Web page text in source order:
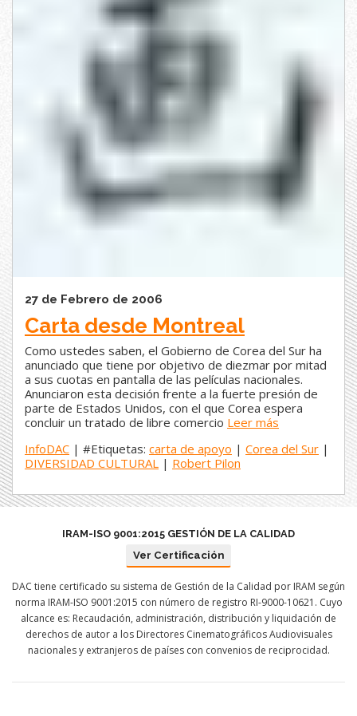
27 de Febrero de 2006
Carta desde Montreal
Como ustedes saben, el Gobierno de Corea del Sur ha
anunciado que tiene por objetivo de diezmar por mitad
a sus cuotas en pantalla de las películas nacionales.
Anunciaron esta decisión frente a la fuerte presión de
parte de Estados Unidos, con el que Corea espera
concluir un tratado de libre comercio Leer más
InfoDAC | #Etiquetas: carta de apoyo | Corea del Sur |
DIVERSIDAD CULTURAL | Robert Pilon
IRAM-ISO 9001:2015 GESTIÓN DE LA CALIDAD
Ver Certificación
DAC tiene certificado su sistema de Gestión de la Calidad por IRAM según
norma IRAM-ISO 9001:2015 con número de registro RI-9000-10621. Cuyo
alcance es: Recaudación, administración, distribución y liquidación de
derechos de autor a los Directores Cinematográficos Audiovisuales
nacionales y extranjeros de países con convenios de reciprocidad.